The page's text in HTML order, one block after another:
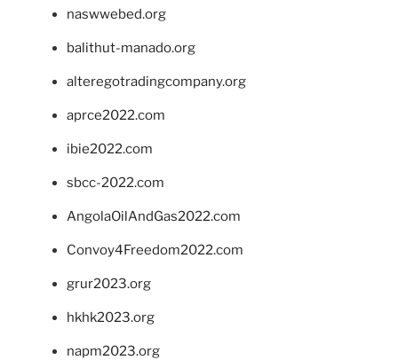
naswwebed.org
balithut-manado.org
alteregotradingcompany.org
aprce2022.com
ibie2022.com
sbcc-2022.com
AngolaOilAndGas2022.com
Convoy4Freedom2022.com
grur2023.org
hkhk2023.org
napm2023.org